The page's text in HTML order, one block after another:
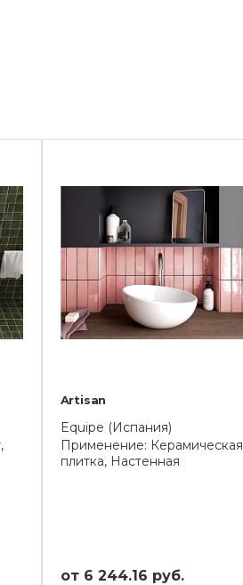
Artisan
Equipe (Испания)
Применение: Керамическая
плитка, Настенная
от 6 244.16 руб.